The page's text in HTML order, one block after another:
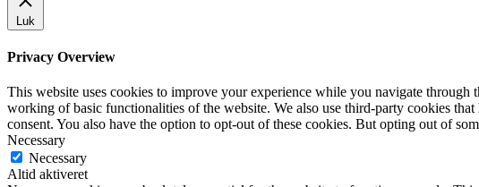
Luk
Privacy Overview
This website uses cookies to improve your experience while you navigate through
working of basic functionalities of the website. We also use third-party cookies
consent. You also have the option to opt-out of these cookies. But opting out of
Necessary
Necessary
Altid aktiveret